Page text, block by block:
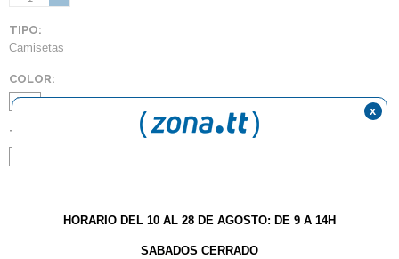
TIPO:
Camisetas
COLOR:
Azul
TALLA:
AÑADIR AL CARRITO
HORARIO DEL 10 AL 28 DE AGOSTO: DE 9 A 14H
SABADOS CERRADO
x